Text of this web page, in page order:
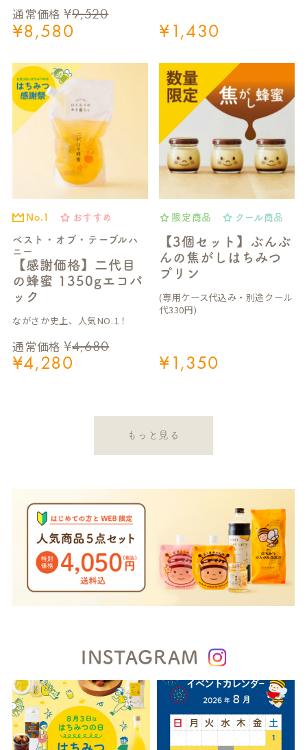
通常価格 ¥9,520
¥8,580 ¥1,430
ベスト・オブ・テーブルハ
ニー
【感謝価格】二代目
の蜂蜜 1350gエコパ
ック
No.1 おすすめ
通常価格 ¥4,680
¥4,280
ながさか史上、人気NO.1！
【3個セット】ぶんぶ
んの焦がしはちみつ
プリン
限定商品 クール商品
¥1,350
(専用ケース代込み・別途クール
代330円)
もっと見る
INSTAGRAM